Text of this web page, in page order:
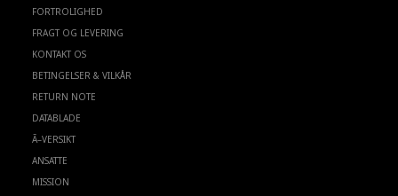
FORTROLIGHED
FRAGT OG LEVERING
KONTAKT OS
BETINGELSER & VILKÅR
RETURN NOTE
DATABLADE
Ã–VERSIKT
ANSATTE
MISSION